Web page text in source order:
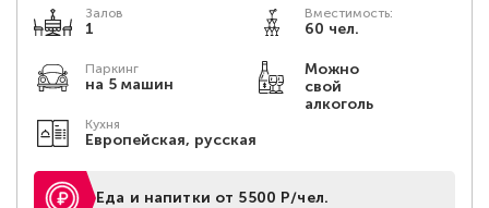
Залов
1
Вместимость:
60 чел.
Паркинг
на 5 машин
Можно
свой
алкоголь
Кухня
Европейская, русская
Еда и напитки от 5500 Р/чел.